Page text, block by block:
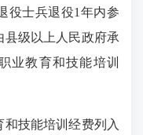
役士兵退役1年内参
县级以上人民政府承
业教育和技能培训
技能培训经费列入